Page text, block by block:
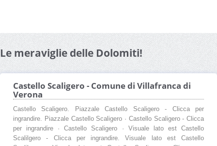
Le meraviglie delle Dolomiti!
Castello Scaligero - Comune di Villafranca di
Verona
Castello Scaligero. Piazzale Castello Scaligero - Clicca per
ingrandire. Piazzale Castello Scaligero · Castello Scaligero - Clicca
per ingrandire · Castello Scaligero · Visuale lato est Castello
Scalilgero - Clicca per ingrandire. Visuale lato est Castello